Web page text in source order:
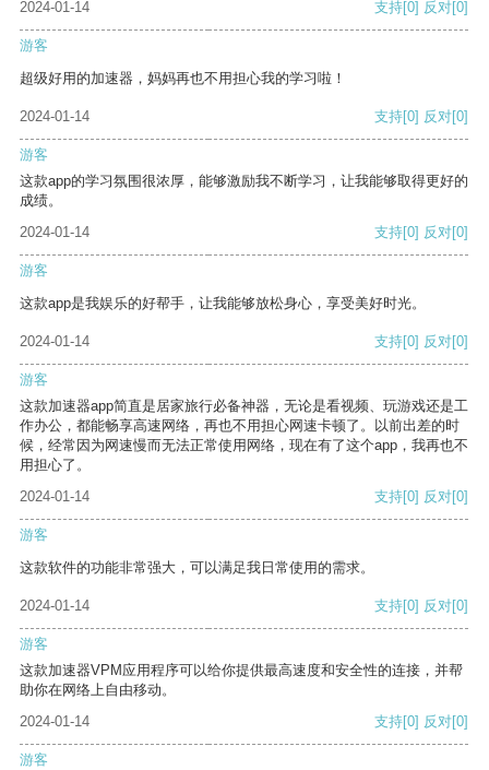
2024-01-14 支持[0] 反对[0]
游客
超级好用的加速器，妈妈再也不用担心我的学习啦！
2024-01-14 支持[0] 反对[0]
游客
这款app的学习氛围很浓厚，能够激励我不断学习，让我能够取得更好的
成绩。
2024-01-14
支持[0] 反对[0]
游客
这款app是我娱乐的好帮手，让我能够放松身心，享受美好时光。
2024-01-14 支持[0] 反对[0]
游客
这款加速器app简直是居家旅行必备神器，无论是看视频、玩游戏还是工
作办公，都能畅享高速网络，再也不用担心网速卡顿了。以前出差的时
候，经常因为网速慢而无法正常使用网络，现在有了这个app，我再也不
用担心了。
2024-01-14
支持[0] 反对[0]
游客
这款软件的功能非常强大，可以满足我日常使用的需求。
2024-01-14 支持[0] 反对[0]
游客
这款加速器VPM应用程序可以给你提供最高速度和安全性的连接，并帮
助你在网络上自由移动。
2024-01-14
支持[0] 反对[0]
游客